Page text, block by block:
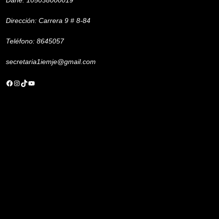
Dirección: Carrera 9 # 8-84
Teléfono: 8645057
secretaria1iemje@gmail.com
Facebook
Instagram
TikTokYouTube